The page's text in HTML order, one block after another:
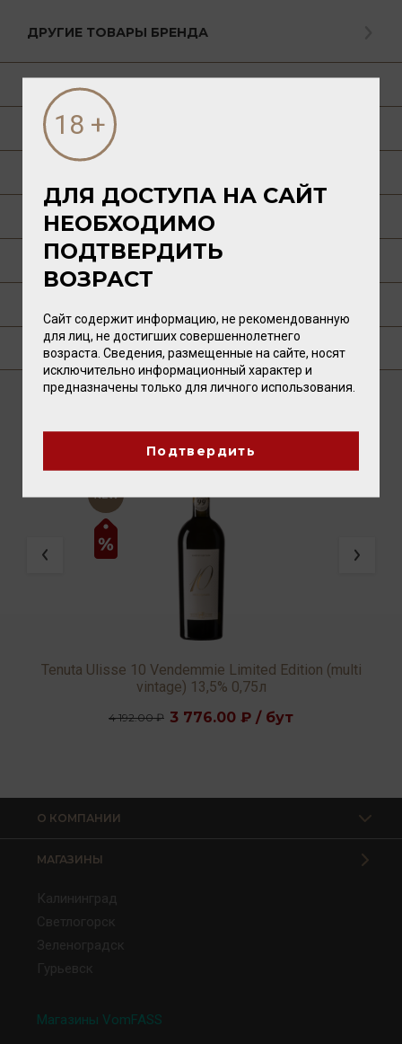
ДРУГИЕ ТОВАРЫ БРЕНДА
О ТОВАРЕ
ГАСТРОНОМИЯ
О ПРОИЗВОДИТЕЛЕ
ТЕХНОЛОГИЯ
ГДЕ КУПИТЬ?
ВАМ ТАКЖЕ ПОНРАВИТСЯ
Tenuta Ulisse 10 Vendemmie Limited Edition (multi
vintage) 13,5% 0,75л
4 192.00 ₽ 3 776.00 ₽ / бут
О КОМПАНИИ
МАГАЗИНЫ
Калининград
Светлогорск
Зеленоградск
Гурьевск
Магазины VomFASS
ДЛЯ ДОСТУПА НА САЙТ
НЕОБХОДИМО
ПОДТВЕРДИТЬ
ВОЗРАСТ
Сайт содержит информацию, не рекомендованную
для лиц, не достигших совершеннолетнего
возраста. Сведения, размещенные на сайте, носят
исключительно информационный характер и
предназначены только для личного использования.
Подтвердить